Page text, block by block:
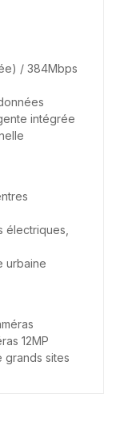
/ 384Mbps
intégrée
électriques,
urbaine
12MP
grands sites